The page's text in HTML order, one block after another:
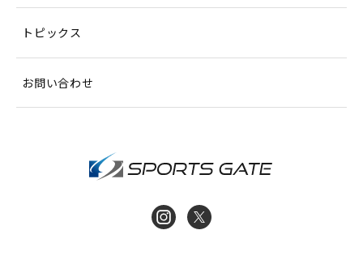
トピックス
お問い合わせ